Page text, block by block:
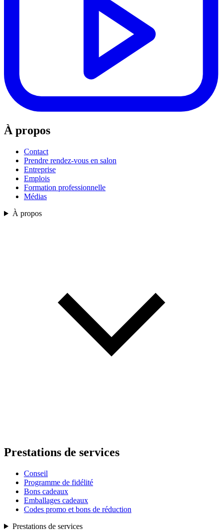
À propos
Contact
Prendre rendez-vous en salon
Entreprise
Emplois
Formation professionnelle
Médias
À propos
Prestations de services
Conseil
Programme de fidélité
Bons cadeaux
Emballages cadeaux
Codes promo et bons de réduction
Prestations de services